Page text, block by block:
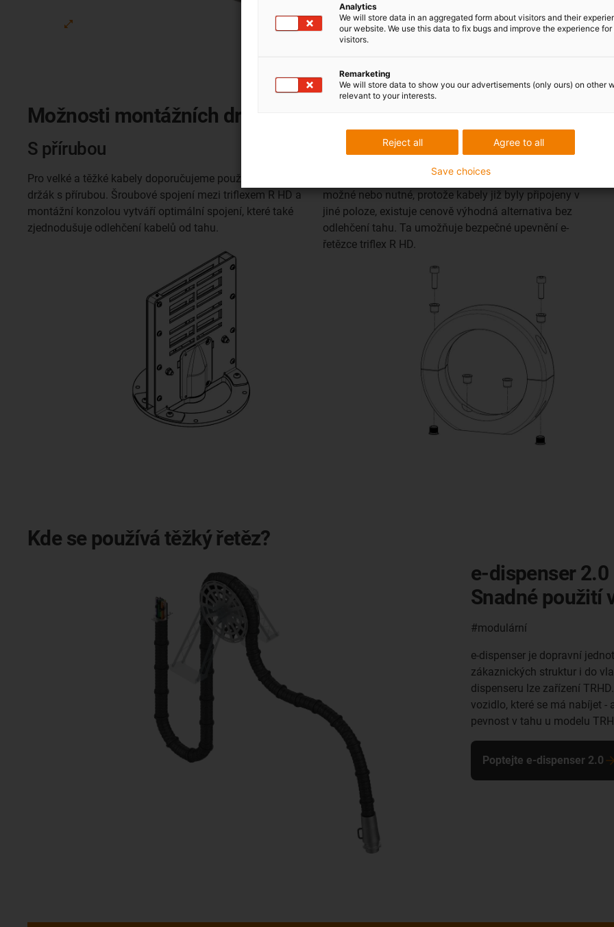
Možnosti montážních držáků
S přírubou
Pro velké a těžké kabely doporučujeme použít montážní
držák s přírubou. Šroubové spojení mezi triflexem R HD a
montážní konzolou vytváří optimální spojení, které také
zjednodušuje odlehčení kabelů od tahu.
Bez odlehčení tahu
Pokud přímé odlehčení tahu na konci triflexu R HD není
možné nebo nutné, protože kabely již byly připojeny v
jiné poloze, existuje cenově výhodná alternativa bez
odlehčení tahu. Ta umožňuje bezpečné upevnění e-
řetězce triflex R HD.
Kde se používá těžký řetěz?
e-dispenser 2.0
Snadné použití
#modulární
e-dispenser je dopravní
zákaznických struktur i do
dispenseru lze zařízení
vozidlo, které se má nabíjet -
pevnost v tahu u modelu
Poptejte e-dispenser 2.0
Analytics
We will store data in an aggregated form about visitors and their
our website. We use this data to fix bugs and improve the experience for
visitors.
Remarketing
We will store data to show you our advertisements (only ours) on other
relevant to your interests.
Agree to all
Reject all
Save choices